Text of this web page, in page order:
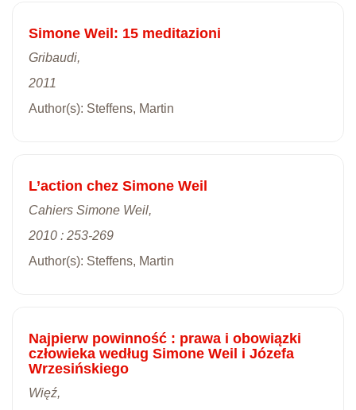
Simone Weil: 15 meditazioni
Gribaudi,
2011
Author(s): Steffens, Martin
L’action chez Simone Weil
Cahiers Simone Weil,
2010 : 253-269
Author(s): Steffens, Martin
Najpierw powinność : prawa i obowiązki
człowieka według Simone Weil i Józefa
Wrzesińskiego
Więź,